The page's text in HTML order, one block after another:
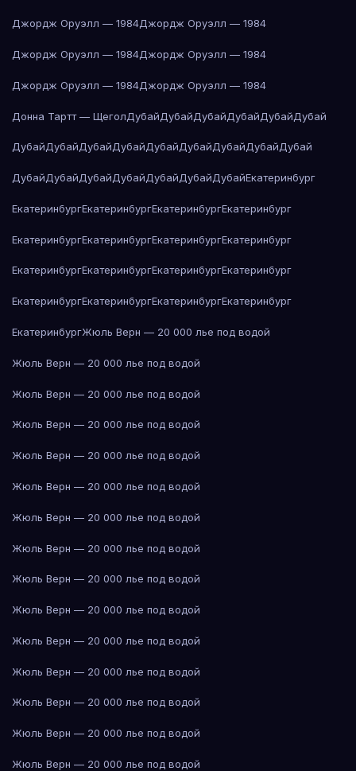
Джордж Оруэлл — 1984Джордж Оруэлл — 1984
Джордж Оруэлл — 1984Джордж Оруэлл — 1984
Джордж Оруэлл — 1984Джордж Оруэлл — 1984
Донна Тартт — ЩеголДубайДубайДубайДубайДубайДубай
ДубайДубайДубайДубайДубайДубайДубайДубайДубай
ДубайДубайДубайДубайДубайДубайДубайЕкатеринбург
ЕкатеринбургЕкатеринбургЕкатеринбургЕкатеринбург
ЕкатеринбургЕкатеринбургЕкатеринбургЕкатеринбург
ЕкатеринбургЕкатеринбургЕкатеринбургЕкатеринбург
ЕкатеринбургЕкатеринбургЕкатеринбургЕкатеринбург
ЕкатеринбургЖюль Верн — 20 000 лье под водой
Жюль Верн — 20 000 лье под водой
Жюль Верн — 20 000 лье под водой
Жюль Верн — 20 000 лье под водой
Жюль Верн — 20 000 лье под водой
Жюль Верн — 20 000 лье под водой
Жюль Верн — 20 000 лье под водой
Жюль Верн — 20 000 лье под водой
Жюль Верн — 20 000 лье под водой
Жюль Верн — 20 000 лье под водой
Жюль Верн — 20 000 лье под водой
Жюль Верн — 20 000 лье под водой
Жюль Верн — 20 000 лье под водой
Жюль Верн — 20 000 лье под водой
Жюль Верн — 20 000 лье под водой